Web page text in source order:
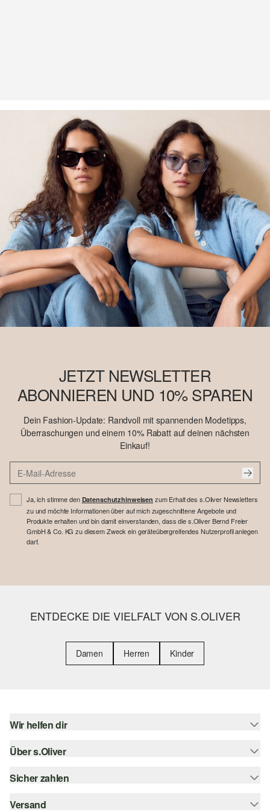
JETZT NEWSLETTER
ABONNIEREN UND 10% SPAREN
Dein Fashion-Update: Randvoll mit spannenden Modetipps,
Überraschungen und einem 10% Rabatt auf deinen nächsten
Einkauf!
Ja, ich stimme den Datenschutzhinweisen zum Erhalt des s.Oliver Newsletters
zu und möchte Informationen über auf mich zugeschnittene Angebote und
Produkte erhalten und bin damit einverstanden, dass die s.Oliver Bernd Freier
GmbH & Co. KG zu diesem Zweck ein geräteübergreifendes Nutzerprofil anlegen
darf.
ENTDECKE DIE VIELFALT VON S.OLIVER
Damen Herren Kinder
Wir helfen dir
Hilfe & FAQ
Größenberatung
Über s.Oliver
s.Oliver Magazin
Whatsapp
Sicher zahlen
Rechnung
Versand